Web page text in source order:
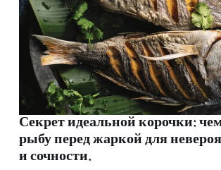
Секрет идеальной корочки:
рыбу перед жаркой для
и сочности.